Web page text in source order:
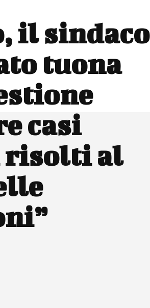
il sindaco
tuona
casi
risolti al